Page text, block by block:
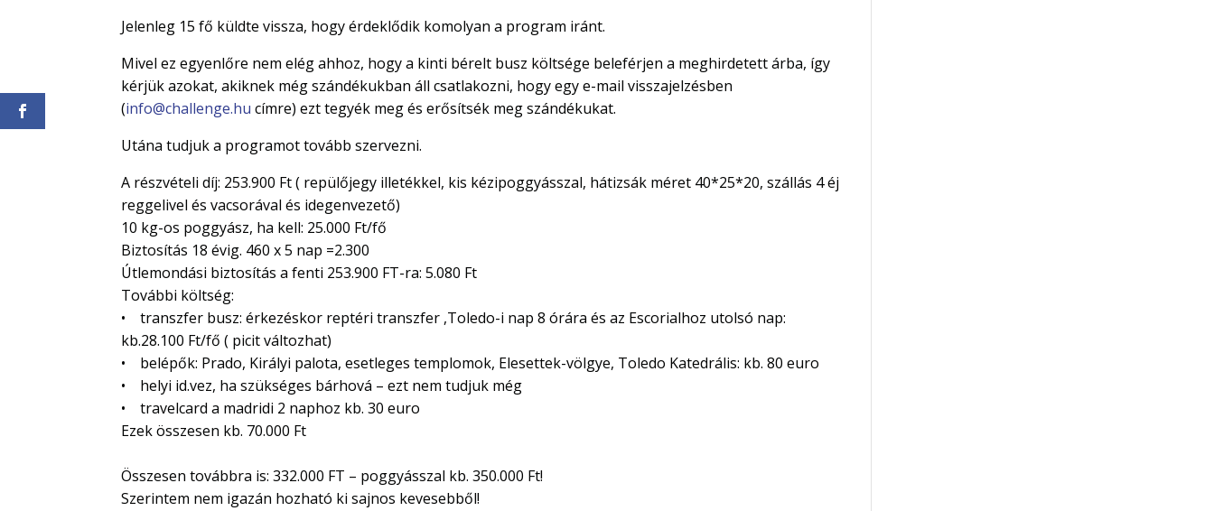
Jelenleg 15 fő küldte vissza, hogy érdeklődik komolyan a program iránt.
Mivel ez egyenlőre nem elég ahhoz, hogy a kinti bérelt busz költsége beleférjen a meghirdetett árba, így
kérjük azokat, akiknek még szándékukban áll csatlakozni, hogy egy e-mail visszajelzésben
(info@challenge.hu címre) ezt tegyék meg és erősítsék meg szándékukat.
Utána tudjuk a programot tovább szervezni.
A részvételi díj: 253.900 Ft ( repülőjegy illetékkel, kis kézipoggyásszal, hátizsák méret 40*25*20, szállás 4 éj
reggelivel és vacsorával és idegenvezető)
10 kg-os poggyász, ha kell: 25.000 Ft/fő
Biztosítás 18 évig. 460 x 5 nap =2.300
Útlemondási biztosítás a fenti 253.900 FT-ra: 5.080 Ft
További költség:
• transzfer busz: érkezéskor reptéri transzfer ,Toledo-i nap 8 órára és az Escorialhoz utolsó nap:
kb.28.100 Ft/fő ( picit változhat)
• belépők: Prado, Királyi palota, esetleges templomok, Elesettek-völgye, Toledo Katedrális: kb. 80 euro
• helyi id.vez, ha szükséges bárhová – ezt nem tudjuk még
• travelcard a madridi 2 naphoz kb. 30 euro
Ezek összesen kb. 70.000 Ft
Összesen továbbra is: 332.000 FT – poggyásszal kb. 350.000 Ft!
Szerintem nem igazán hozható ki sajnos kevesebből!